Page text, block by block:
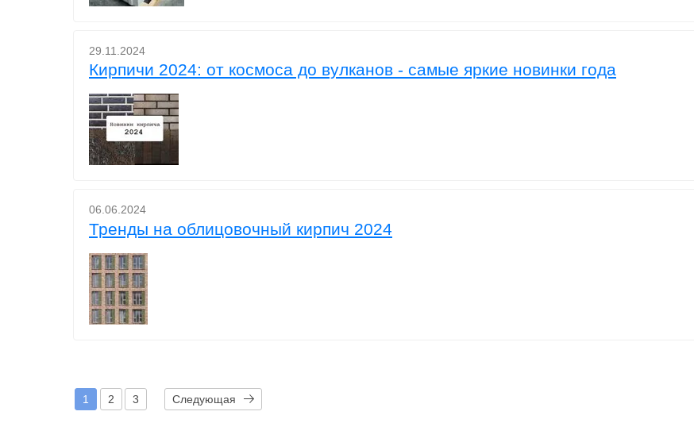
29.11.2024
Кирпичи 2024: от космоса до вулканов - самые яркие новинки года
06.06.2024
Тренды на облицовочный кирпич 2024
1 2 3 Следующая